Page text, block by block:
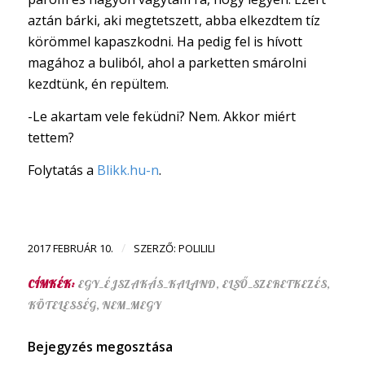
aztán bárki, aki megtetszett, abba elkezdtem tíz
körömmel kapaszkodni. Ha pedig fel is hívott
magához a buliból, ahol a parketten smárolni
kezdtünk, én repültem.
-Le akartam vele feküdni? Nem. Akkor miért
tettem?
Folytatás a Blikk.hu-n.
2017 FEBRUÁR 10. / SZERZŐ: POLILILI
CÍMKÉK: EGY_ÉJSZAKÁS_KALAND, ELSŐ_SZERETKEZÉS,
KÖTELESSÉG, NEM_MEGY
Bejegyzés megosztása